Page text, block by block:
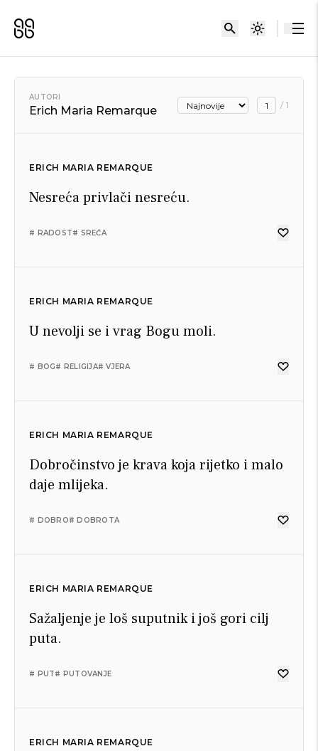
AUTORI
Erich Maria Remarque / 1
ERICH MARIA REMARQUE
Nesreća privlači nesreću.
# RADOST# SREĆA
ERICH MARIA REMARQUE
U nevolji se i vrag Bogu moli.
# BOG# RELIGIJA# VJERA
ERICH MARIA REMARQUE
Dobročinstvo je krava koja rijetko i malo
daje mlijeka.
# DOBRO# DOBROTA
ERICH MARIA REMARQUE
Sažaljenje je loš suputnik i još gori cilj
puta.
# PUT# PUTOVANJE
ERICH MARIA REMARQUE